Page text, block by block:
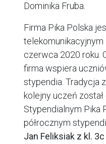
Dominika Fruba.
Firma Pika Polska
czerwca 2020 roku.
firma wspiera
stypendia. Tradycja
kolejny uczeń
Stypendialnym Pika
półrocznym
Jan Feliksiak z kl. 3c